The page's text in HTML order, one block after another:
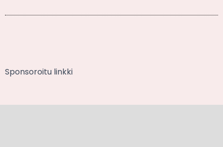
Sponsoroitu linkki